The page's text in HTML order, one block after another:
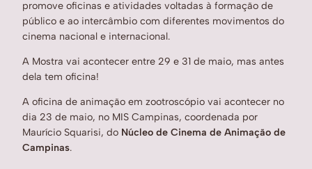
promove oficinas e atividades voltadas à formação de
público e ao intercâmbio com diferentes movimentos do
cinema nacional e internacional.
A Mostra vai acontecer entre 29 e 31 de maio, mas antes
dela tem oficina!
A oficina de animação em zootroscópio vai acontecer no
dia 23 de maio, no MIS Campinas, coordenada por
Maurício Squarisi, do Núcleo de Cinema de Animação de
Campinas.